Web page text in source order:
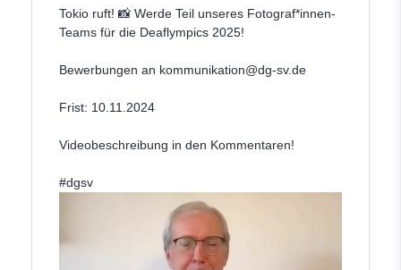
Tokio ruft! 📸 Werde Teil unseres Fotograf*innen-
Teams für die Deaflympics 2025!
Bewerbungen an kommunikation@dg-sv.de
Frist: 10.11.2024
Videobeschreibung in den Kommentaren!
#dgsv